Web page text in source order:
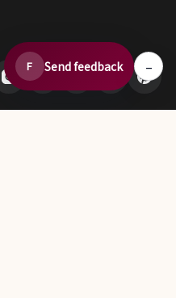
F Send feedback –